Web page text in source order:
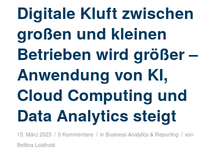
Digitale Kluft zwischen
großen und kleinen
Betrieben wird größer –
Anwendung von KI,
Cloud Computing und
Data Analytics steigt
15. März 2023 / 0 Kommentare / in Business Analytics & Reporting / von
Bettina Loidhold